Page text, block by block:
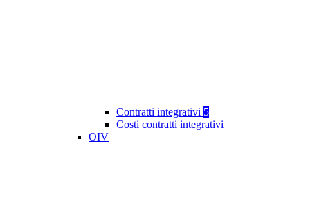
Contratti integrativi 5
Costi contratti integrativi
OIV